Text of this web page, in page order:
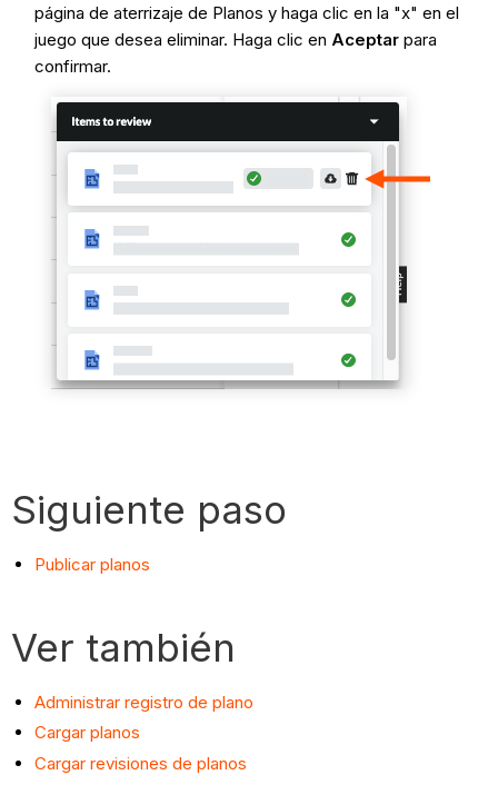
página de aterrizaje de Planos y haga clic en la "x" en el
juego que desea eliminar. Haga clic en Aceptar para
confirmar.
Siguiente paso
Publicar planos
Ver también
Administrar registro de plano
Cargar planos
Cargar revisiones de planos